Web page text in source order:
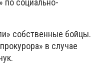
по социально-
собственные бойцы.
в случае